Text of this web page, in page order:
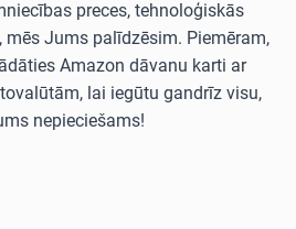
preces, tehnoloģiskās
Jums palīdzēsim. Piemēram,
Amazon dāvanu karti ar
lai iegūtu gandrīz visu,
nepieciešams!